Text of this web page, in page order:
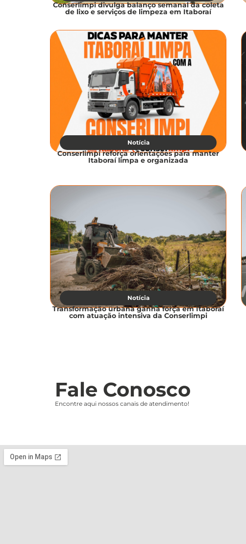
Conserlimpi divulga balanço semanal da coleta
de lixo e serviços de limpeza em Itaboraí
Notícia
Conserlimpi reforça orientações para manter
Itaboraí limpa e organizada
Notícia
Transformação urbana ganha força em Itaboraí
com atuação intensiva da Conserlimpi
Fale Conosco
Encontre aqui nossos canais de atendimento!